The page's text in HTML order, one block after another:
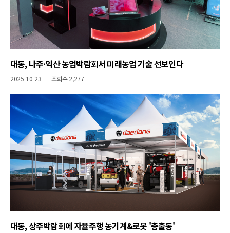
대동, 나주·익산 농업박람회서 미래농업 기술 선보인다
2025-10-23 | 조회수 2,277
대동, 상주박람회에 자율주행 농기계&로봇 '총출동'